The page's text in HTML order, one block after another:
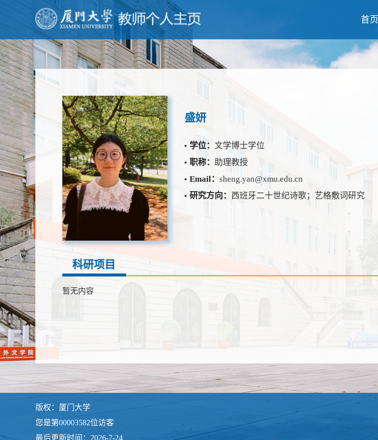
首页
盛妍
学位： 文学博士学位
职称： 助理教授
Email： sheng.yan@xmu.edu.cn
研究方向： 西班牙二十世纪诗歌；艺格敷词研究
科研项目
暂无内容
版权：厦门大学
您是第00003582位访客
最后更新时间： 2026-7-24